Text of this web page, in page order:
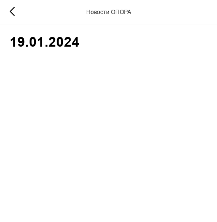
Новости ОПОРА
19.01.2024